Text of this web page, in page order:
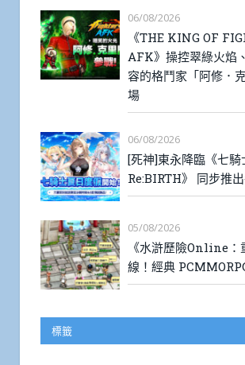
06/08/2026
《THE KING OF
AFK》操控翠綠火焰
容的格鬥家「阿修．
場
06/08/2026
[死神]東永降臨《七騎
Re:BIRTH》 同步推
05/08/2026
《水滸歷險Online：
線！經典
標籤